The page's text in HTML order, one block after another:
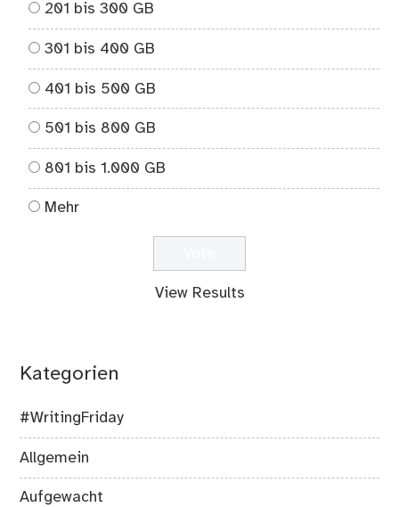
201 bis 300 GB
301 bis 400 GB
401 bis 500 GB
501 bis 800 GB
801 bis 1.000 GB
Mehr
View Results
Kategorien
#WritingFriday
Allgemein
Aufgewacht